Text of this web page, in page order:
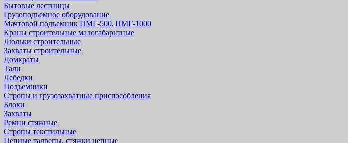
Бытовые лестницы
Грузоподъемное оборудование
Мачтовой подъемник ПМГ-500, ПМГ-1000
Краны строительные малогабаритные
Люльки строительные
Захваты строительные
Домкраты
Тали
Лебедки
Подъемники
Стропы и грузозахватные приспособления
Блоки
Захваты
Ремни стяжные
Стропы текстильные
Цепные талрепы, стяжки цепные